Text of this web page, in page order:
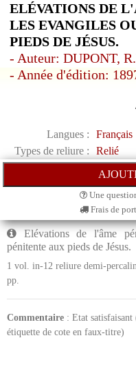
ELÉVATIONS DE
LES EVANGILES
PIEDS DE JÉSUS.
- Auteur: DUPONT,
- Année d'édition:
Langues :
Français
Types de reliure :
Relié
Une
Frais de
Elévations de l'âme
pénitente aux pieds de Jésus.
1 vol. in-12 reliure demi-
pp.
Commentaire : Etat
étiquette de cote en faux-titre)